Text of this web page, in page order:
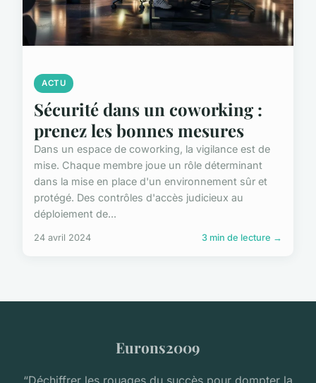
ACTU
Sécurité dans un coworking :
prenez les bonnes mesures
Dans un espace de coworking, la vigilance est de
mise. Chaque membre joue un rôle déterminant
dans la mise en place d'un environnement sûr et
protégé. Des contrôles d'accès judicieux au
déploiement de...
24 avril 2024 3 min de lecture →
Eurons2009